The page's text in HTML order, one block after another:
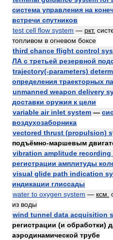
система управления на
встречи спутников
test cell flow system — ркт.
топливом в огневом боксе
third chance flight control
ЛА с третьей резервной
trajectory(-parameters)
определения траекторных
unmanned weapon delivery
доставки оружия к цели
variable air inlet system —
воздухозаборника
vectored thrust (propulsion)
подъёмно-маршевым
vibration amplitude recording
регистрации амплитуды
visual glide path indication
индикации глиссады
water to oxygen system — ксм.
из воды
wind tunnel data acquisition
регистрации (и обработки)
аэродинамической трубе